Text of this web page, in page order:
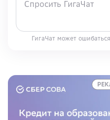
ГигаЧат может